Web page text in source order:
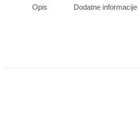
Opis Dodatne informacije